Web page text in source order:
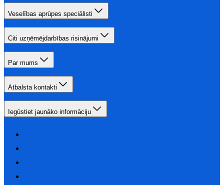
Veselības aprūpes speciālisti
Citi uzņēmējdarbības risinājumi
Par mums
Atbalsta kontakti
Iegūstiet jaunāko informāciju